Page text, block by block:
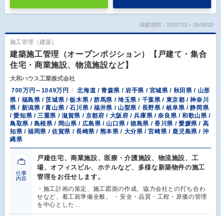
掲載期間：26/07/31～26/08/20
施工管理（建築）
建築施工管理（オープンポジション）【戸建て・集合
住宅・商業施設、物流施設など】
大和ハウス工業株式会社
700万円～1049万円
北海道 / 青森県 / 岩手県 / 宮城県 / 秋田県 / 山形
県 / 福島県 / 茨城県 / 栃木県 / 群馬県 / 埼玉県 / 千葉県 / 東京都 / 神奈川
県 / 新潟県 / 富山県 / 石川県 / 福井県 / 山梨県 / 長野県 / 岐阜県 / 静岡県
/ 愛知県 / 三重県 / 滋賀県 / 京都府 / 大阪府 / 兵庫県 / 奈良県 / 和歌山県 /
鳥取県 / 島根県 / 岡山県 / 広島県 / 山口県 / 徳島県 / 香川県 / 愛媛県 / 高
知県 / 福岡県 / 佐賀県 / 長崎県 / 熊本県 / 大分県 / 宮崎県 / 鹿児島県 / 沖
縄県
仕事
内容
戸建住宅、商業施設、医療・介護施設、物流施設、工
場、オフィスビル、ホテルなど、多様な新築物件の施工
管理をお任せします。
・施工計画の策定、施工図面の作成、協力会社との打ち合わ
せなど、着工前準備全般。 ・安全・品質・工程・原価の管理
を中心とした…